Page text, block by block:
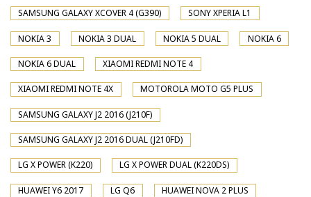
SAMSUNG GALAXY XCOVER 4 (G390) SONY XPERIA L1
NOKIA 3 NOKIA 3 DUAL NOKIA 5 DUAL NOKIA 6
NOKIA 6 DUAL XIAOMI REDMI NOTE 4
XIAOMI REDMI NOTE 4X MOTOROLA MOTO G5 PLUS
SAMSUNG GALAXY J2 2016 (J210F)
SAMSUNG GALAXY J2 2016 DUAL (J210FD)
LG X POWER (K220) LG X POWER DUAL (K220DS)
HUAWEI Y6 2017 LG Q6 HUAWEI NOVA 2 PLUS